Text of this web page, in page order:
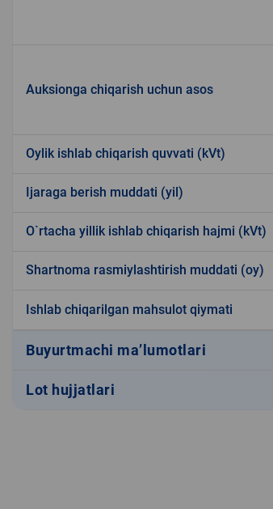
Auksionga chiqarish uchun asos
Oylik ishlab chiqarish quvvati (kVt)
Ijaraga berish muddati (yil)
O`rtacha yillik ishlab chiqarish hajmi (kVt)
Shartnoma rasmiylashtirish muddati (oy)
Ishlab chiqarilgan mahsulot qiymati
Buyurtmachi ma’lumotlari
Lot hujjatlari